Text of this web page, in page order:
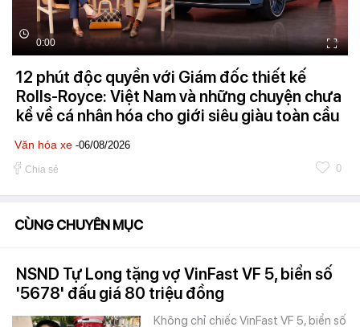
0:00
12 phút độc quyền với Giám đốc thiết kế
Rolls-Royce: Việt Nam và những chuyện chưa
kể về cá nhân hóa cho giới siêu giàu toàn cầu
Văn hóa xe -06/08/2026
Chia sẻ 0
CÙNG CHUYÊN MỤC
NSND Tự Long tặng vợ VinFast VF 5, biển số
'5678' đấu giá 80 triệu đồng
Không chỉ chiếc VinFast VF 5, biển số